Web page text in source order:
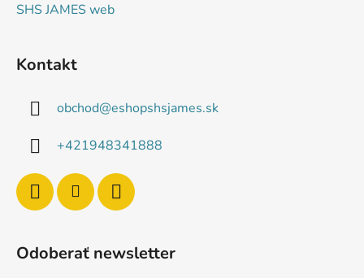
SHS JAMES web
Kontakt
obchod@eshopshsjames.sk
+421948341888
Odoberať newsletter